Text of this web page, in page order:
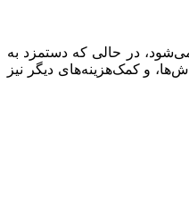
در حالی که دستمزد به
و کمک‌هزینه‌های دیگر نیز